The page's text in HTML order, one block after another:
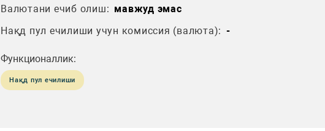
Валютани ечиб олиш: мавжуд эмас
Нақд пул ечилиши учун комиссия (валюта): -
Функционаллик:
Нақд пул ечилиши